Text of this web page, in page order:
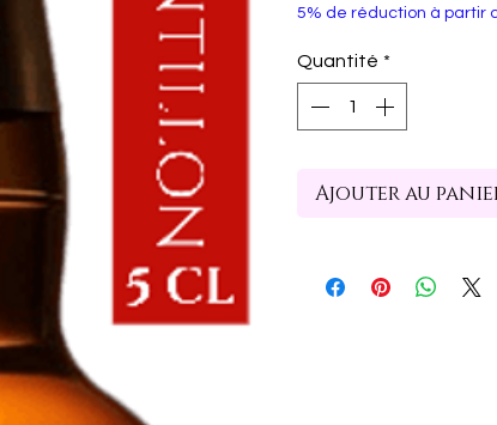
5% de réduction à partir
Quantité *
Ajouter au